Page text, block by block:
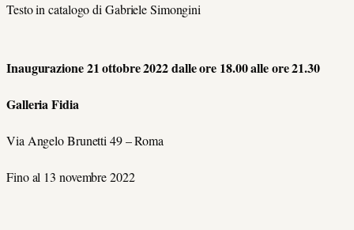
Testo in catalogo di Gabriele Simongini
Inaugurazione 21 ottobre 2022 dalle ore 18.00 alle ore 21.30
Galleria Fidia
Via Angelo Brunetti 49 – Roma
Fino al 13 novembre 2022